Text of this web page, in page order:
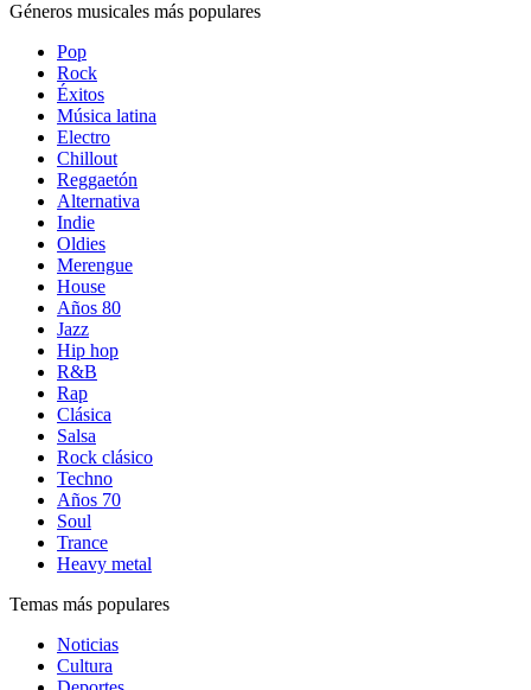
Géneros musicales más populares
Pop
Rock
Éxitos
Música latina
Electro
Chillout
Reggaetón
Alternativa
Indie
Oldies
Merengue
House
Años 80
Jazz
Hip hop
R&B
Rap
Clásica
Salsa
Rock clásico
Techno
Años 70
Soul
Trance
Heavy metal
Temas más populares
Noticias
Cultura